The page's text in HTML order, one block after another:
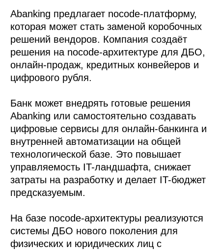
Abanking предлагает nocode-платформу,
которая может стать заменой коробочных
решений вендоров. Компания создаёт
решения на nocode-архитектуре для ДБО,
онлайн-продаж, кредитных конвейеров и
цифрового рубля.
Банк может внедрять готовые решения
Abanking или самостоятельно создавать
цифровые сервисы для онлайн-банкинга и
внутренней автоматизации на общей
технологической базе. Это повышает
управляемость IT-ландшафта, снижает
затраты на разработку и делает IT-бюджет
предсказуемым.
На базе nocode-архитектуры реализуются
системы ДБО нового поколения для
физических и юридических лиц с